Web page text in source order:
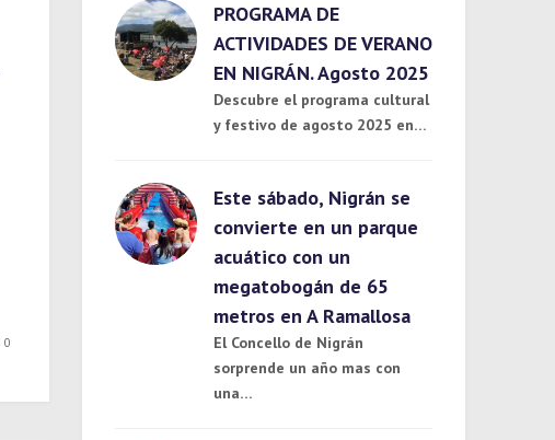
0
PROGRAMA DE
ACTIVIDADES DE VERANO
EN NIGRÁN. Agosto 2025
Descubre el programa cultural
y festivo de agosto 2025 en…
Este sábado, Nigrán se
convierte en un parque
acuático con un
megatobogán de 65
metros en A Ramallosa
El Concello de Nigrán
sorprende un año mas con
una…